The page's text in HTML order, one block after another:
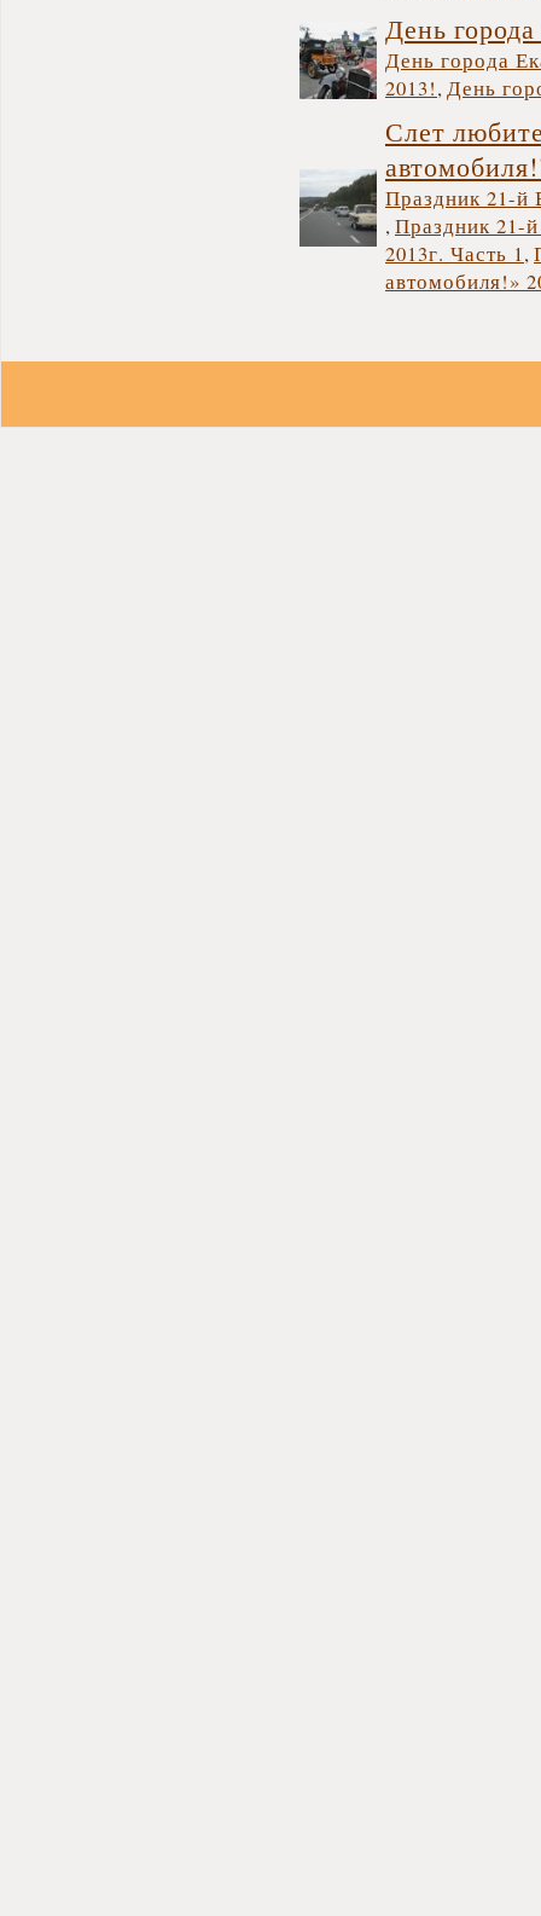
День
День города
2013!, День
Слет
Праздник 21-й
, Праздник 21-
2013г. Часть 1 ,
автомобиля!»